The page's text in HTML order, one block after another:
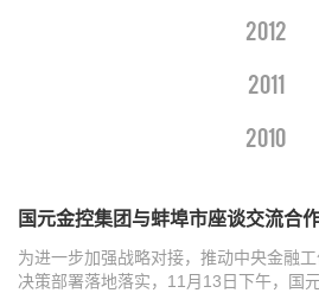
2012
2011
2010
为进一步加强战略对接，推动中央金融
决策部署落地落实，11月13日下午，国